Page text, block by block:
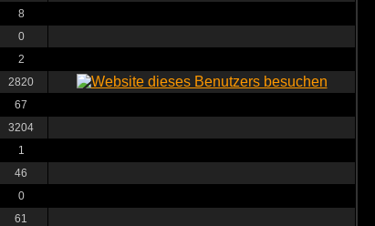
8
0
2
2820
67
3204
1
46
0
61